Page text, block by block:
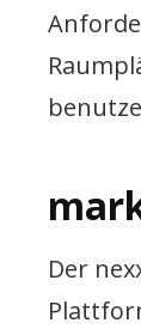
Der